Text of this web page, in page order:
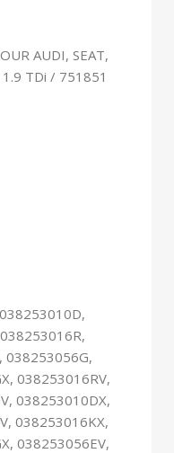
AUDI, SEAT,
1.9 TDi / 751851
038253056G,
038253016RV,
038253010DX,
038253016KX,
038253056EV,